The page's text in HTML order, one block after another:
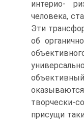
интерио-
человека,
Эти
об
присущи